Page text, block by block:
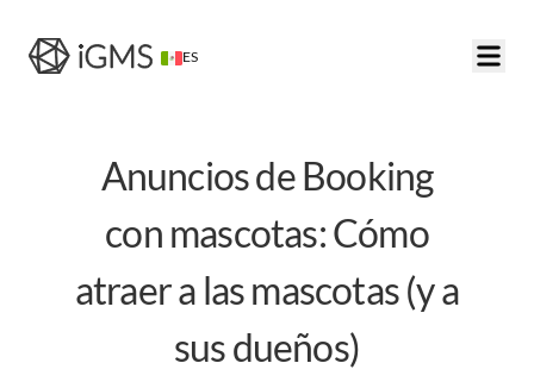
ES
Anuncios de Booking
con mascotas: Cómo
atraer a las mascotas (y a
sus dueños)